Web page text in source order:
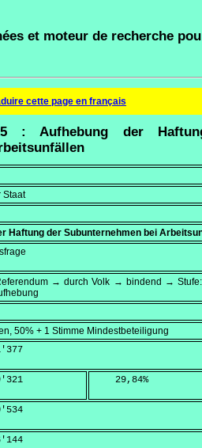
et moteur de recherche
cette page en français
: Aufhebung der
Staat
Haftung der Subunternehmen bei
→ durch Volk → bindend →
50% + 1 Stimme Mindestbeteiligung
    29,84
%